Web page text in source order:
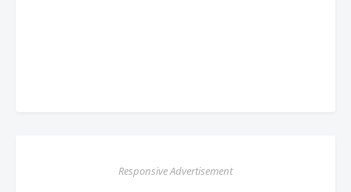
Responsive Advertisement